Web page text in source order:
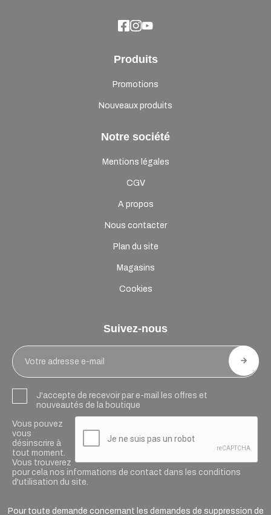
Produits
Promotions
Nouveaux produits
Notre société
Mentions légales
CGV
A propos
Nous contacter
Plan du site
Magasins
Cookies
Suivez-nous
J'accepte de recevoir par e-mail les offres et
nouveautés de la boutique
Vous pouvez
vous
désinscrire à
tout moment.
Vous trouverez
pour cela nos informations de contact dans les conditions
d'utilisation du site.
Pour toute demande concernant les demandes de suppression de